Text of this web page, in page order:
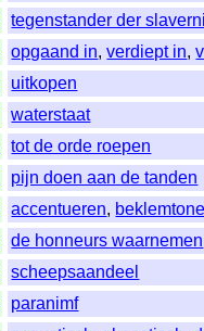
tegenstander der
opgaand in,verdiept in,
uitkopen
waterstaat
tot de orde roepen
pijn doen aan de tanden
accentueren,
de honneurs waarnemen
scheepsaandeel
paranimf